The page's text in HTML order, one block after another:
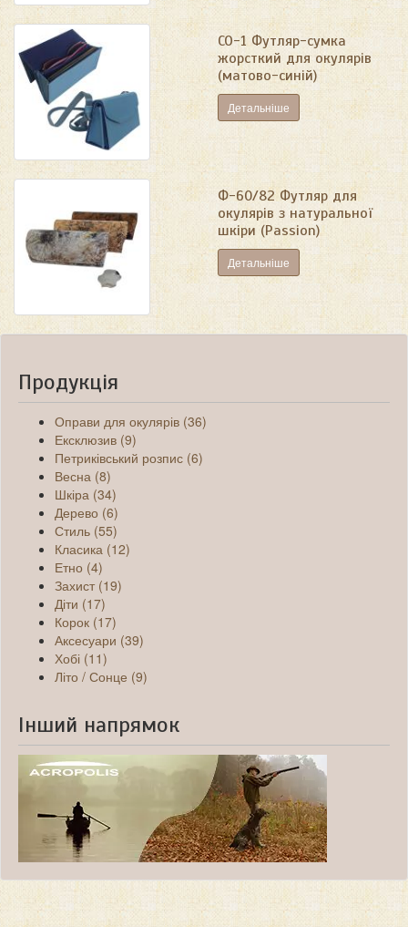
СО-1 Футляр-сумка
жорсткий для окулярів
(матово-синій)
Детальніше
Ф-60/82 Футляр для
окулярів з натуральної
шкіри (Passion)
Детальніше
Продукція
Оправи для окулярів (36)
Ексклюзив (9)
Петриківський розпис (6)
Весна (8)
Шкіра (34)
Дерево (6)
Стиль (55)
Класика (12)
Етно (4)
Захист (19)
Діти (17)
Корок (17)
Аксесуари (39)
Хобі (11)
Літо / Сонце (9)
Інший напрямок